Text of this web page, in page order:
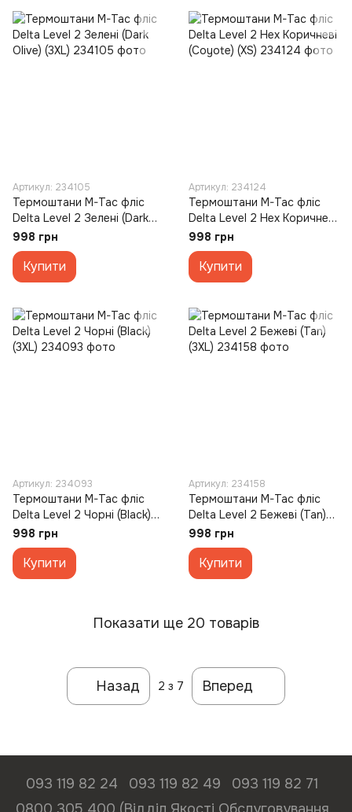
Артикул: 234105
Термоштани M-Tac фліс
Delta Level 2 Зелені (Dark
Olive) (3XL)
998 грн
Купити
Артикул: 234124
Термоштани M-Tac фліс
Delta Level 2 Hex Коричневі
(Coyote) (XS)
998 грн
Купити
Артикул: 234093
Термоштани M-Tac фліс
Delta Level 2 Чорні (Black)
(3XL)
998 грн
Купити
Артикул: 234158
Термоштани M-Tac фліс
Delta Level 2 Бежеві (Tan)
(3XL)
998 грн
Купити
Показати ще 20 товарів
Назад 2 з 7 Вперед
093 119 82 24 093 119 82 49
093 119 82 71